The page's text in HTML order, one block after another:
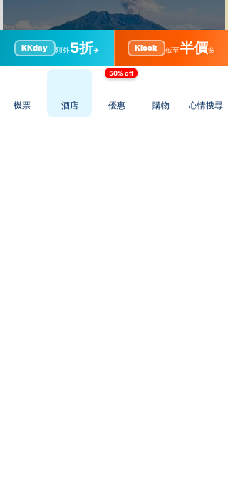
【鹿兒島景點】城山公園展望
全攻略｜櫻島絕景＋交通貼士
KKday 額外5折✈️ Klook 低至半價🌸
機票 酒店
50% off
優惠 購物 心情搜尋